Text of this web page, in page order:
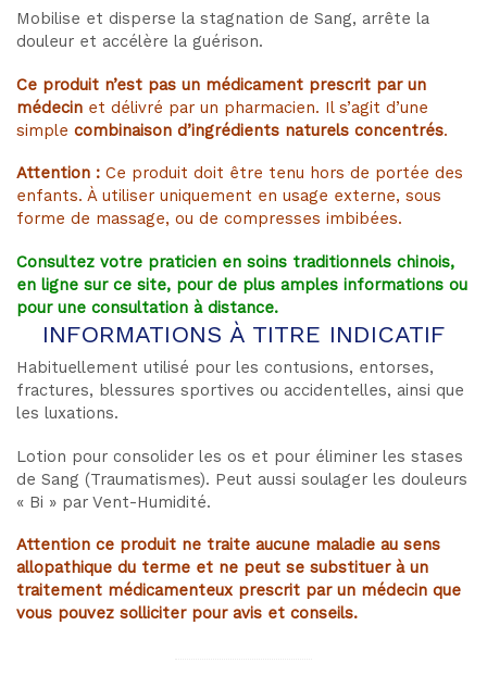
Mobilise et disperse la stagnation de Sang, arrête la
douleur et accélère la guérison.
Ce produit n’est pas un médicament prescrit par un
médecin et délivré par un pharmacien. Il s’agit d’une
simple combinaison d’ingrédients naturels concentrés.
Attention : Ce produit doit être tenu hors de portée des
enfants. À utiliser uniquement en usage externe, sous
forme de massage, ou de compresses imbibées.
Consultez votre praticien en soins traditionnels chinois,
en ligne sur ce site, pour de plus amples informations ou
pour une consultation à distance.
INFORMATIONS À TITRE INDICATIF
Habituellement utilisé pour les contusions, entorses,
fractures, blessures sportives ou accidentelles, ainsi que
les luxations.
Lotion pour consolider les os et pour éliminer les stases
de Sang (Traumatismes). Peut aussi soulager les douleurs
« Bi » par Vent-Humidité.
Attention ce produit ne traite aucune maladie au sens
allopathique du terme et ne peut se substituer à un
traitement médicamenteux prescrit par un médecin que
vous pouvez solliciter pour avis et conseils.